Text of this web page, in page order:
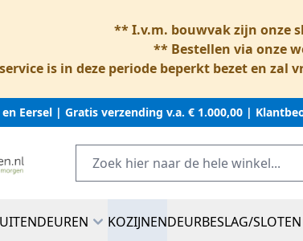
** I.v.m. bouwvak zijn onze
** Bestellen via onze
is in deze periode beperkt bezet en zal
Eersel | Gratis verzending v.a. € 1.000,00 |
KOZIJNENDEURBESLAG/SLOTEN